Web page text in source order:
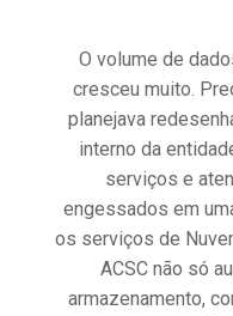
O volume de
cresceu muito.
planejava
interno da
serviços e
engessados em
os serviços de
ACSC não só
armazenamento,